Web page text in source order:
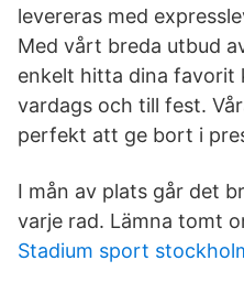
levereras med
Med vårt breda utbud
enkelt hitta dina favorit
vardags och till fest.
perfekt att ge bort i
I mån av plats går det
varje rad. Lämna tomt
Stadium sport